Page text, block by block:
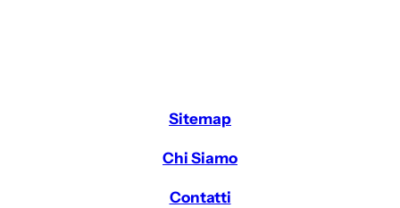
Sitemap
Chi Siamo
Contatti